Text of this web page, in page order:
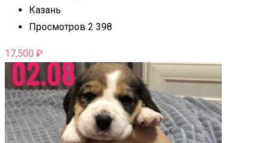
Казань
Просмотров 2 398
17,500 ₽